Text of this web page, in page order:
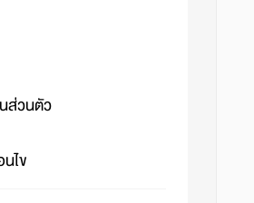
ส่วนตัว
ไข